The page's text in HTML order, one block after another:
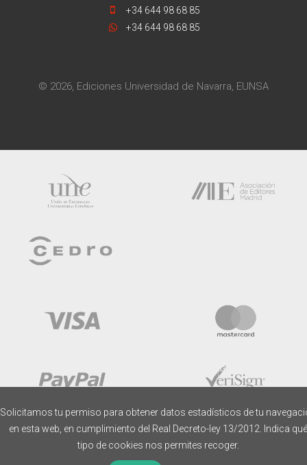
+34 644 98 68 85
+34 644 98 68 85
© 2026, Ediciones Universidad de Navarra, EUNSA
Solicitamos tu permiso para obtener datos estadísticos de tu
en esta web, en cumplimiento del Real Decreto-ley 13/2012. Indica qué
tipo de cookies nos permites recoger.